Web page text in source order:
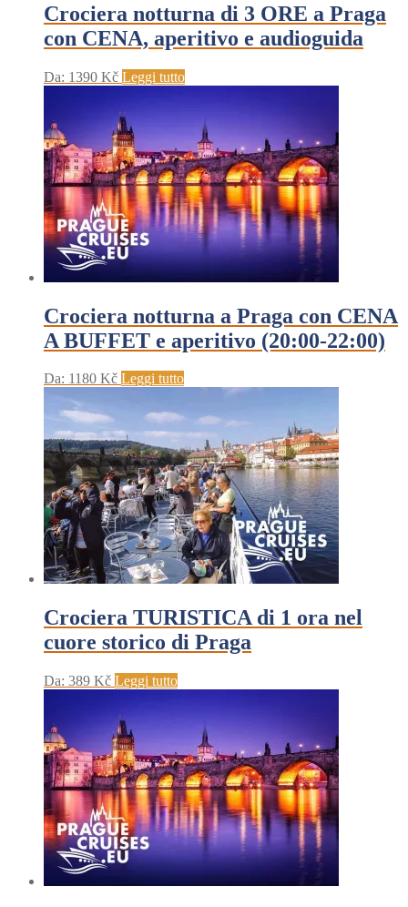
Crociera notturna di 3 ORE a Praga
con CENA, aperitivo e audioguida
Da: 1390 Kč Leggi tutto
Crociera notturna a Praga con CENA
A BUFFET e aperitivo (20:00-22:00)
Da: 1180 Kč Leggi tutto
Crociera TURISTICA di 1 ora nel
cuore storico di Praga
Da: 389 Kč Leggi tutto